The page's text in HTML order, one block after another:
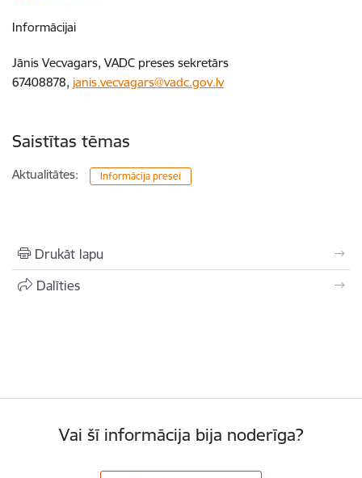
Informācijai
Jānis Vecvagars, VADC preses sekretārs
67408878, janis.vecvagars@vadc.gov.lv
Saistītas tēmas
Aktualitātes: Informācija presei
Drukāt lapu
Dalīties
Vai šī informācija bija noderīga?